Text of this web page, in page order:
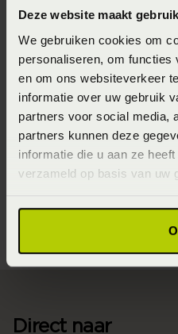
Deze website maakt
We gebruiken cookies om
personaliseren, om functies
en om ons websiteverkeer
informatie over uw gebruik
partners voor social media,
partners kunnen deze
informatie die u aan ze
verzameld op basis van uw
8718471510882
Wasinstructie
Wasvoorschrift: wassen op
Materiaal
95% katoen 5% Lycra ®
Seizoen
Direct naar